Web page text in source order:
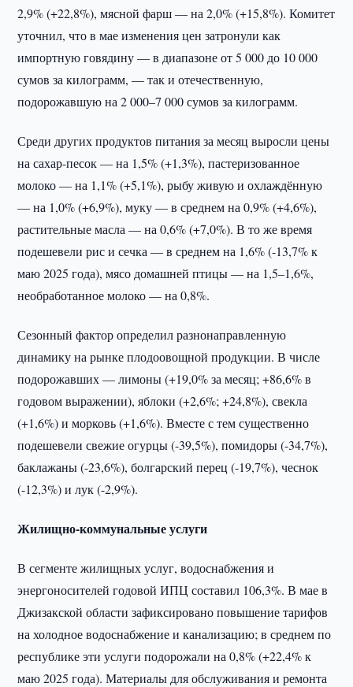
2,9% (+22,8%), мясной фарш — на 2,0% (+15,8%). Комитет
уточнил, что в мае изменения цен затронули как
импортную говядину — в диапазоне от 5 000 до 10 000
сумов за килограмм, — так и отечественную,
подорожавшую на 2 000–7 000 сумов за килограмм.
Среди других продуктов питания за месяц выросли цены
на сахар-песок — на 1,5% (+1,3%), пастеризованное
молоко — на 1,1% (+5,1%), рыбу живую и охлаждённую
— на 1,0% (+6,9%), муку — в среднем на 0,9% (+4,6%),
растительные масла — на 0,6% (+7,0%). В то же время
подешевели рис и сечка — в среднем на 1,6% (-13,7% к
маю 2025 года), мясо домашней птицы — на 1,5–1,6%,
необработанное молоко — на 0,8%.
Сезонный фактор определил разнонаправленную
динамику на рынке плодоовощной продукции. В числе
подорожавших — лимоны (+19,0% за месяц; +86,6% в
годовом выражении), яблоки (+2,6%; +24,8%), свекла
(+1,6%) и морковь (+1,6%). Вместе с тем существенно
подешевели свежие огурцы (-39,5%), помидоры (-34,7%),
баклажаны (-23,6%), болгарский перец (-19,7%), чеснок
(-12,3%) и лук (-2,9%).
Жилищно-коммунальные услуги
В сегменте жилищных услуг, водоснабжения и
энергоносителей годовой ИПЦ составил 106,3%. В мае в
Джизакской области зафиксировано повышение тарифов
на холодное водоснабжение и канализацию; в среднем по
республике эти услуги подорожали на 0,8% (+22,4% к
маю 2025 года). Материалы для обслуживания и ремонта